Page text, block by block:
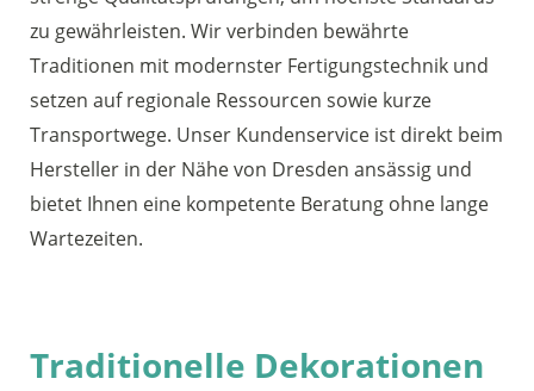
zu gewährleisten. Wir verbinden bewährte
Traditionen mit modernster Fertigungstechnik und
setzen auf regionale Ressourcen sowie kurze
Transportwege. Unser Kundenservice ist direkt beim
Hersteller in der Nähe von Dresden ansässig und
bietet Ihnen eine kompetente Beratung ohne lange
Wartezeiten.
Traditionelle Dekorationen